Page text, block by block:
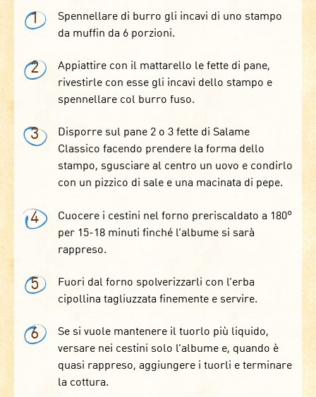
1
Spennellare di burro gli incavi di uno stampo
da muffin da 6 porzioni.
2
Appiattire con il mattarello le fette di pane,
rivestirle con esse gli incavi dello stampo e
spennellare col burro fuso.
3
Disporre sul pane 2 o 3 fette di Salame
Classico facendo prendere la forma dello
stampo, sgusciare al centro un uovo e condirlo
con un pizzico di sale e una macinata di pepe.
4
Cuocere i cestini nel forno preriscaldato a 180°
per 15-18 minuti finché l’albume si sarà
rappreso.
5
Fuori dal forno spolverizzarli con l’erba
cipollina tagliuzzata finemente e servire.
6
Se si vuole mantenere il tuorlo più liquido,
versare nei cestini solo l’albume e, quando è
quasi rappreso, aggiungere i tuorli e terminare
la cottura.